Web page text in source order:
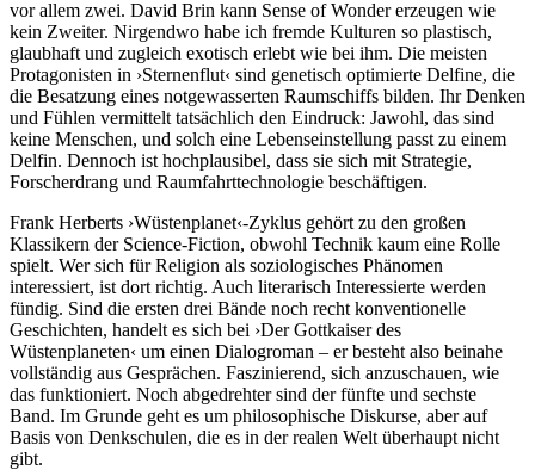
vor allem zwei. David Brin kann Sense of Wonder erzeugen wie
kein Zweiter. Nirgendwo habe ich fremde Kulturen so plastisch,
glaubhaft und zugleich exotisch erlebt wie bei ihm. Die meisten
Protagonisten in ›Sternenflut‹ sind genetisch optimierte Delfine, die
die Besatzung eines notgewasserten Raumschiffs bilden. Ihr Denken
und Fühlen vermittelt tatsächlich den Eindruck: Jawohl, das sind
keine Menschen, und solch eine Lebenseinstellung passt zu einem
Delfin. Dennoch ist hochplausibel, dass sie sich mit Strategie,
Forscherdrang und Raumfahrttechnologie beschäftigen.
Frank Herberts ›Wüstenplanet‹-Zyklus gehört zu den großen
Klassikern der Science-Fiction, obwohl Technik kaum eine Rolle
spielt. Wer sich für Religion als soziologisches Phänomen
interessiert, ist dort richtig. Auch literarisch Interessierte werden
fündig. Sind die ersten drei Bände noch recht konventionelle
Geschichten, handelt es sich bei ›Der Gottkaiser des
Wüstenplaneten‹ um einen Dialogroman – er besteht also beinahe
vollständig aus Gesprächen. Faszinierend, sich anzuschauen, wie
das funktioniert. Noch abgedrehter sind der fünfte und sechste
Band. Im Grunde geht es um philosophische Diskurse, aber auf
Basis von Denkschulen, die es in der realen Welt überhaupt nicht
gibt.